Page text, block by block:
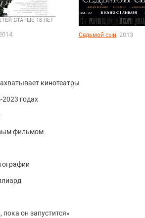
Седьмой сын, 2013
кинотеатры
годах
фильмом
он запустится»